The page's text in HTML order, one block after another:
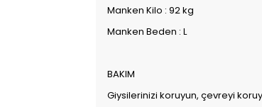
Manken Kilo : 92 kg
Manken Beden : L
BAKIM
Giysilerinizi koruyun, çevreyi